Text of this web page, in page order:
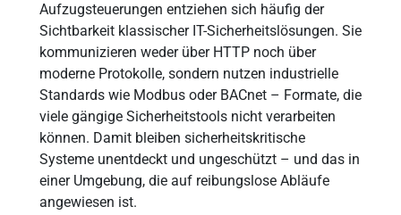
Aufzugsteuerungen entziehen sich häufig der
Sichtbarkeit klassischer IT-Sicherheitslösungen. Sie
kommunizieren weder über HTTP noch über
moderne Protokolle, sondern nutzen industrielle
Standards wie Modbus oder BACnet – Formate, die
viele gängige Sicherheitstools nicht verarbeiten
können. Damit bleiben sicherheitskritische
Systeme unentdeckt und ungeschützt – und das in
einer Umgebung, die auf reibungslose Abläufe
angewiesen ist.